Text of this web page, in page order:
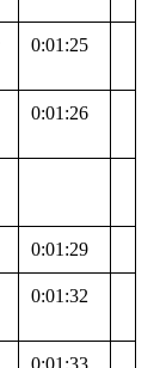
0:01:25
0:01:26
0:01:29
0:01:32
0:01:33